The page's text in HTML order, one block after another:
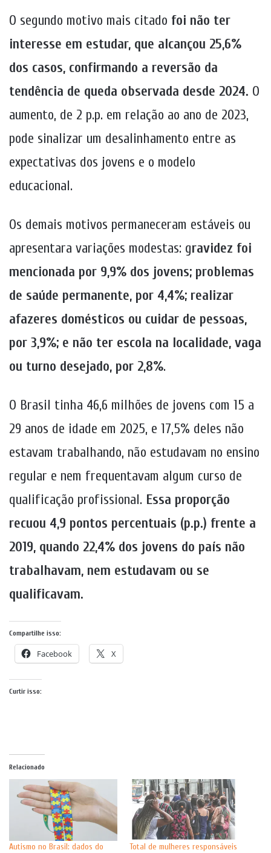
O segundo motivo mais citado foi não ter
interesse em estudar, que alcançou 25,6%
dos casos, confirmando a reversão da
tendência de queda observada desde 2024. O
aumento, de 2 p.p. em relação ao ano de 2023,
pode sinalizar um desalinhamento entre as
expectativas dos jovens e o modelo
educacional.
Os demais motivos permaneceram estáveis ou
apresentara variações modestas: gravidez foi
mencionada por 9,9% dos jovens; problemas
de saúde permanente, por 4,4%; realizar
afazeres domésticos ou cuidar de pessoas,
por 3,9%; e não ter escola na localidade, vaga
ou turno desejado, por 2,8%.
O Brasil tinha 46,6 milhões de jovens com 15 a
29 anos de idade em 2025, e 17,5% deles não
estavam trabalhando, não estudavam no ensino
regular e nem frequentavam algum curso de
qualificação profissional. Essa proporção
recuou 4,9 pontos percentuais (p.p.) frente a
2019, quando 22,4% dos jovens do país não
trabalhavam, nem estudavam ou se
qualificavam.
Compartilhe isso:
Facebook X
Curtir isso:
Relacionado
Autismo no Brasil: dados do
Total de mulheres responsáveis